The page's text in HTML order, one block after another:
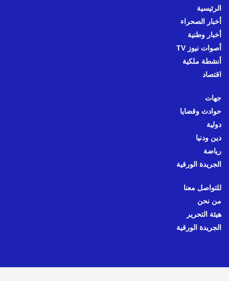
الرئيسية
أخبار الصحراء
أخبار وطنية
أصوات نيوز TV
أنشطة ملكية
اقتصاد
جهات
حوادث وقضايا
دولية
دين ودنيا
رياضة
الجريدة الورقية
للتواصل معنا
من نحن
هيئة التحرير
الجريدة الورقية